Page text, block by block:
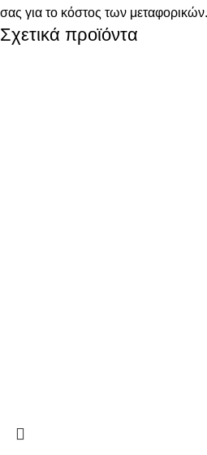
σας για το κόστος των μεταφορικών.
Σχετικά προϊόντα